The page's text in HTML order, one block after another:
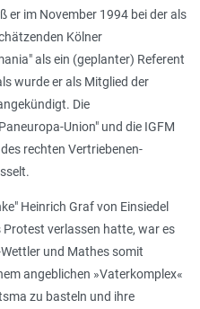
er im November 1994 bei der als
Kölner
als ein (geplanter) Referent
wurde er als Mitglied der
Die
Union" und die IGFM
rechten Vertriebenen-
Heinrich Graf von Einsiedel
verlassen hatte, war es
und Mathes somit
angeblichen »Vaterkomplex«
zu basteln und ihre